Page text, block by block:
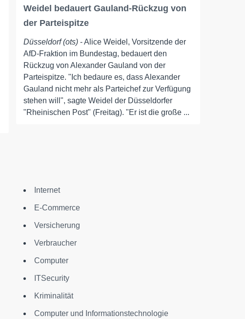
Weidel bedauert Gauland-Rückzug von
der Parteispitze
Düsseldorf (ots) - Alice Weidel, Vorsitzende der
AfD-Fraktion im Bundestag, bedauert den
Rückzug von Alexander Gauland von der
Parteispitze. "Ich bedaure es, dass Alexander
Gauland nicht mehr als Parteichef zur Verfügung
stehen will", sagte Weidel der Düsseldorfer
"Rheinischen Post" (Freitag). "Er ist die große ...
Internet
E-Commerce
Versicherung
Verbraucher
Computer
ITSecurity
Kriminalität
Computer und Informationstechnologie